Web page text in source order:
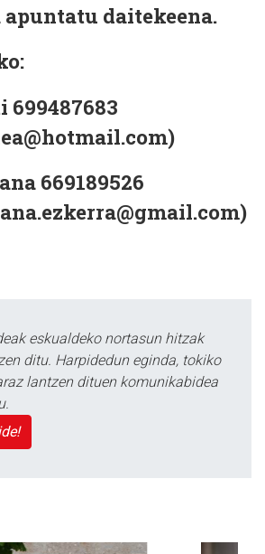
apuntatu daitekeena.
669189526
)
eskualdeko nortasun hitzak
ditu. Harpidedun eginda, tokiko
lantzen dituen komunikabidea